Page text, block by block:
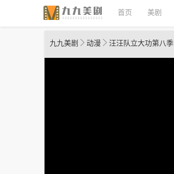
首页 美剧
九九美剧 动漫 汪汪队立大功第八季